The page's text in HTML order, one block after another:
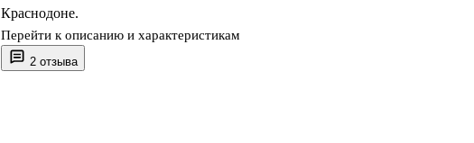
2 отзыва
Краснодоне.
Перейти к описанию и характеристикам